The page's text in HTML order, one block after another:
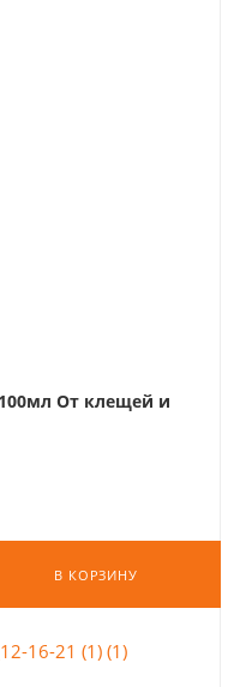
От клещей и
В КОРЗИНУ